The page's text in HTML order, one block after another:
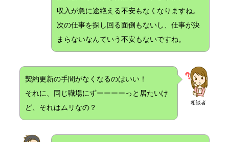
収入が急に途絶える不安もなくなりますね。
次の仕事を探し回る面倒もないし、仕事が決
まらないなんていう不安もないですね。
相談者
契約更新の手間がなくなるのはいい！
それに、同じ職場にずーーーーっと居たいけ
ど、それはムリなの？